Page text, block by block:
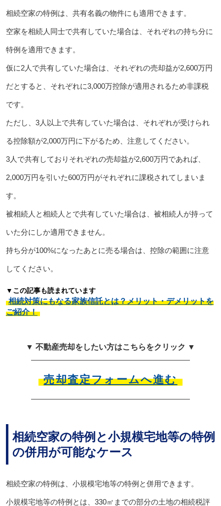
相続空家の特例は、共有名義の物件にも適用できます。
空家を相続人同士で共有していた場合は、それぞれの持ち分に
特例を適用できます。
仮に2人で共有していた場合は、それぞれの売却益が2,600万円
だとすると、それぞれに3,000万控除が適用されるため非課税
です。
ただし、3人以上で共有していた場合は、それぞれが受けられ
る控除額が2,000万円に下がるため、注意してください。
3人で共有しておりそれぞれの売却益が2,600万円であれば、
2,000万円を引いた600万円がそれぞれに課税されてしまいま
す。
被相続人と相続人とで共有していた場合は、被相続人が持って
いた分にしか適用できません。
持ち分が100%になったあとに売る場合は、控除の範囲に注意
してください。
▼この記事も読まれています
相続対策にもなる家族信託とは？メリット・デメリットを
ご紹介！
▼ 不動産売却をしたい方はこちらをクリック ▼
売却査定フォームへ進む
相続空家の特例と小規模宅地等の特例
の併用が可能なケース
相続空家の特例は、小規模宅地等の特例と併用できます。
小規模宅地等の特例とは、330㎡までの部分の土地の相続税評